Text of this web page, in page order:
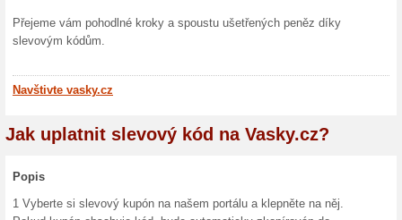
příležitost. Budete v nich
odmítnout. Nabídka platí jen